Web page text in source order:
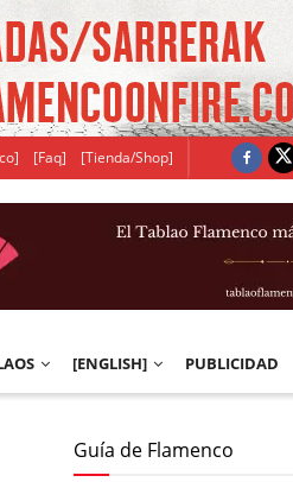
[Faq] [Tienda/Shop]
[ENGLISH] PUBLICIDAD
Guía de Flamenco